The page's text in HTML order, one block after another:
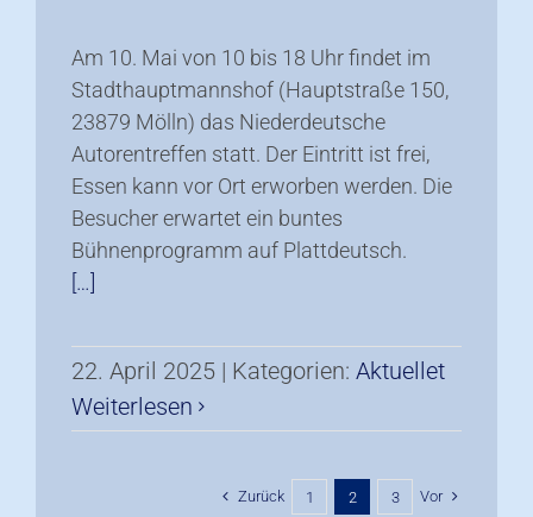
Am 10. Mai von 10 bis 18 Uhr findet im
Stadthauptmannshof (Hauptstraße 150,
23879 Mölln) das Niederdeutsche
Autorentreffen statt. Der Eintritt ist frei,
Essen kann vor Ort erworben werden. Die
Besucher erwartet ein buntes
Bühnenprogramm auf Plattdeutsch.
[…]
22. April 2025 | Kategorien: Aktuellet
Weiterlesen
Zurück 1 2 3 Vor